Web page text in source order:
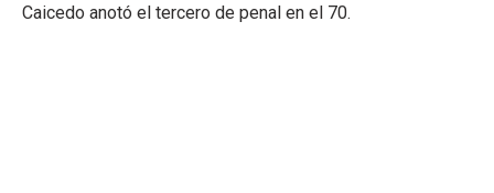
Caicedo anotó el tercero de penal en el 70.